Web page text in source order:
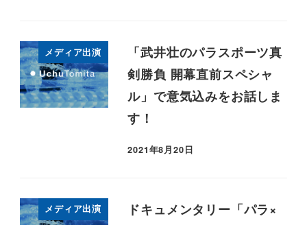
メディア出演
「武井壮のパラスポーツ真
剣勝負 開幕直前スペシャ
ル」で意気込みをお話しま
す！
2021年8月20日
メディア出演
ドキュメンタリー「パラ×